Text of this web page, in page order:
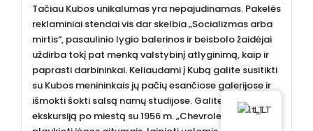
Tačiau Kubos unikalumas yra nepajudinamas. Pakelės
reklaminiai stendai vis dar skelbia „Socializmas arba
mirtis“, pasaulinio lygio balerinos ir beisbolo žaidėjai
uždirba tokį pat menką valstybinį atlyginimą, kaip ir
paprasti darbininkai. Keliaudami į Kubą galite susitikti
su Kubos menininkais jų pačių esančiose galerijose ir
išmokti šokti salsą namų studijose. Galite leistis į
ekskursiją po miestą su 1956 m. „Chevrolet“ ir išmokti
LT